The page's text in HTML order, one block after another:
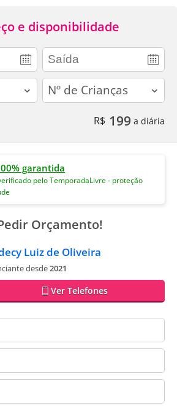
e disponibilidade
children
R$ 199 a diária
garantida
pelo TemporadaLivre - proteção
Orçamento!
Luiz de Oliveira
desde2021
Ver Telefones